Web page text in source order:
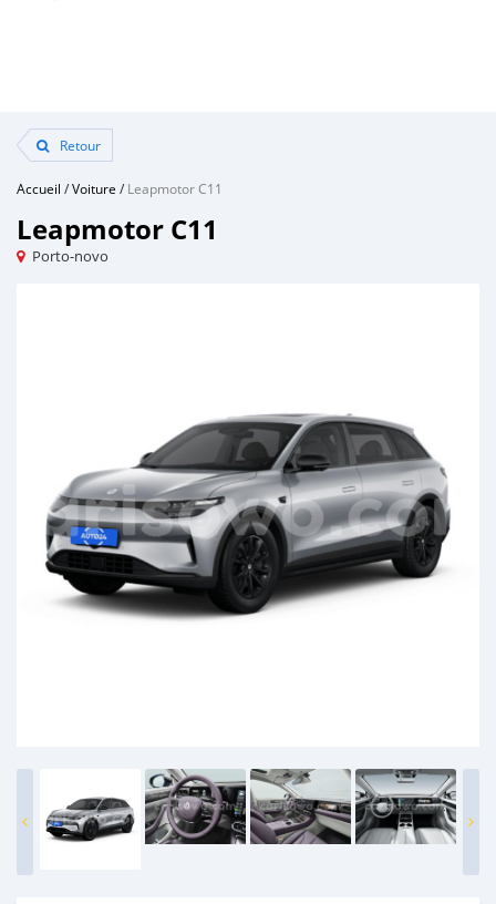
Retour
Accueil /Voiture /Leapmotor C11
Leapmotor C11
Porto-novo